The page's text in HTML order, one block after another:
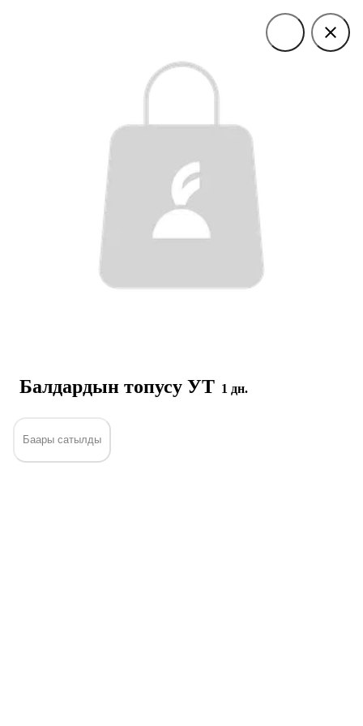
Балдардын топусу УТ 1 дн.
Баары сатылды